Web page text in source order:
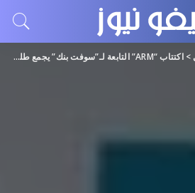
>اكتتاب “ARM” التابعة لـ”سوفت بنك” يجمع طلبات بـ 5 أضعاف المطلوب